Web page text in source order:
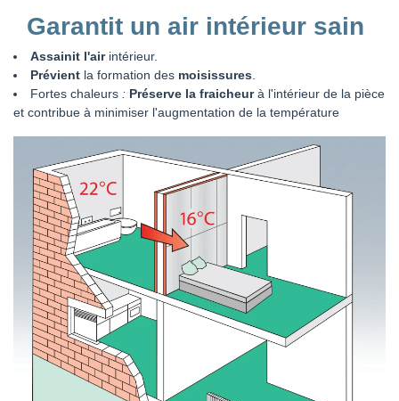
Garantit un air intérieur sain
Assainit l'airintérieur.
Prévient la formation des moisissures
Fortes chaleurs : Préserve la fraicheurà l'intérieur de la pièce
et contribue à minimiser l'augmentation de la température